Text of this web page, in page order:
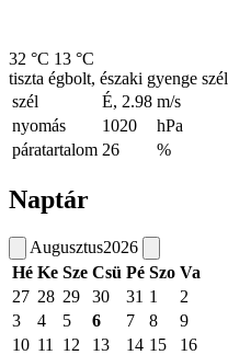
32 °C 13 °C
tiszta égbolt, északi gyenge szél
szél
É, 2.98 m/s
nyomás
1020
hPa
páratartalom 26 %
Naptár
Augusztus2026
Hé Ke Sze Csü Pé Szo Va
27 28 29 30 31 1
2
3
4 5 6 7 8
9
10 11 12 13 14 15
16